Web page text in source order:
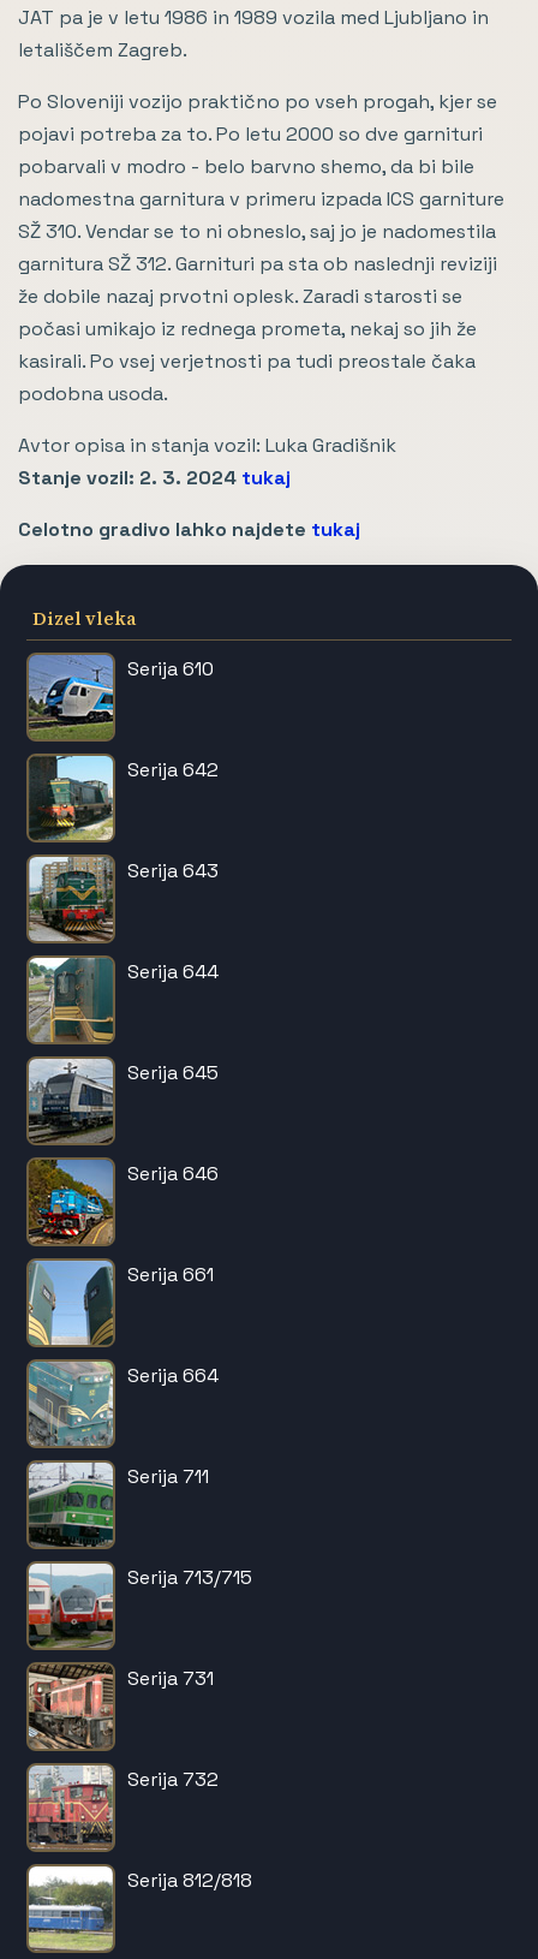
Dizel vleka
Serija 610
Serija 642
Serija 643
Serija 644
Serija 645
Serija 646
Serija 661
Serija 664
Serija 711
Serija 713/715
Serija 731
Serija 732
Serija 812/818
JAT pa je v letu 1986 in 1989 vozila med Ljubljano in
letališčem Zagreb.
Po Sloveniji vozijo praktično po vseh progah, kjer se
pojavi potreba za to. Po letu 2000 so dve garnituri
pobarvali v modro - belo barvno shemo, da bi bile
nadomestna garnitura v primeru izpada ICS garniture
SŽ 310. Vendar se to ni obneslo, saj jo je nadomestila
garnitura SŽ 312. Garnituri pa sta ob naslednji reviziji
že dobile nazaj prvotni oplesk. Zaradi starosti se
počasi umikajo iz rednega prometa, nekaj so jih že
kasirali. Po vsej verjetnosti pa tudi preostale čaka
podobna usoda.
Avtor opisa in stanja vozil: Luka Gradišnik
Stanje vozil: 2. 3. 2024 tukaj
Celotno gradivo lahko najdete tukaj